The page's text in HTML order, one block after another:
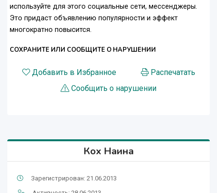
используйте для этого социальные сети, мессенджеры.
Это придаст объявлению популярности и эффект
многократно повысится.
СОХРАНИТЕ ИЛИ СООБЩИТЕ О НАРУШЕНИИ
Добавить в Избранное
Распечатать
Сообщить о нарушении
Кох Наина
Зарегистрирован: 21.06.2013